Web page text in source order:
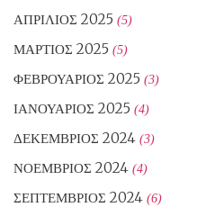
ΑΠΡΊΛΙΟΣ 2025 (5)
ΜΆΡΤΙΟΣ 2025 (5)
ΦΕΒΡΟΥΆΡΙΟΣ 2025 (3)
ΙΑΝΟΥΆΡΙΟΣ 2025 (4)
ΔΕΚΈΜΒΡΙΟΣ 2024 (3)
ΝΟΈΜΒΡΙΟΣ 2024 (4)
ΣΕΠΤΈΜΒΡΙΟΣ 2024 (6)